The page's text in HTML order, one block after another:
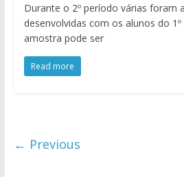
Durante o 2º período várias foram
desenvolvidas com os alunos do
amostra pode ser
Read more
← Previous